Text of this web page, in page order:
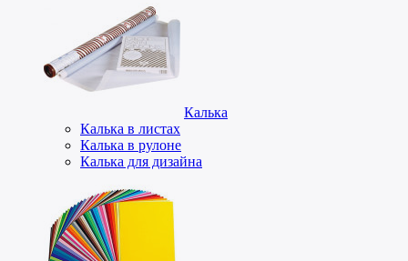
Калька
Калька в листах
Калька в рулоне
Калька для дизайна